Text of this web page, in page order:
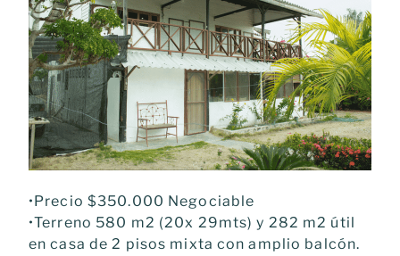
•Precio $350.000 Negociable
•Terreno 580 m2 (20x 29mts) y 282 m2 útil
en casa de 2 pisos mixta con amplio balcón.